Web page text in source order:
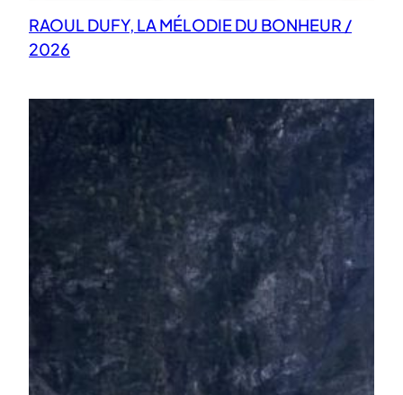
RAOUL DUFY, LA MÉLODIE DU BONHEUR /
2026